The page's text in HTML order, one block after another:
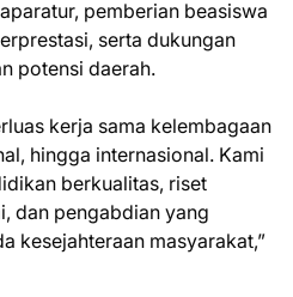
pemberian beasiswa
serta dukungan
potensi daerah.
kerja sama kelembagaan
hingga internasional. Kami
berkualitas, riset
dan pengabdian yang
kesejahteraan masyarakat,”